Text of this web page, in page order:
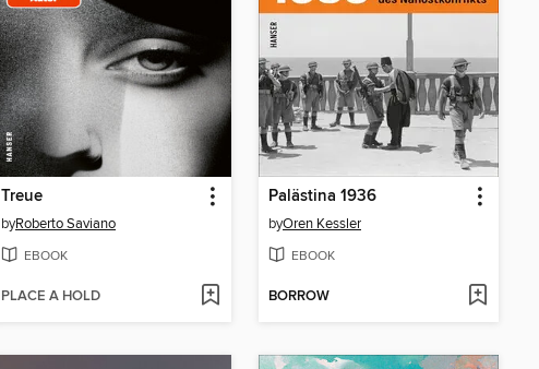
Treue
byRoberto Saviano
EBOOK
PLACE A HOLD
Palästina 1936
byOren Kessler
EBOOK
BORROW